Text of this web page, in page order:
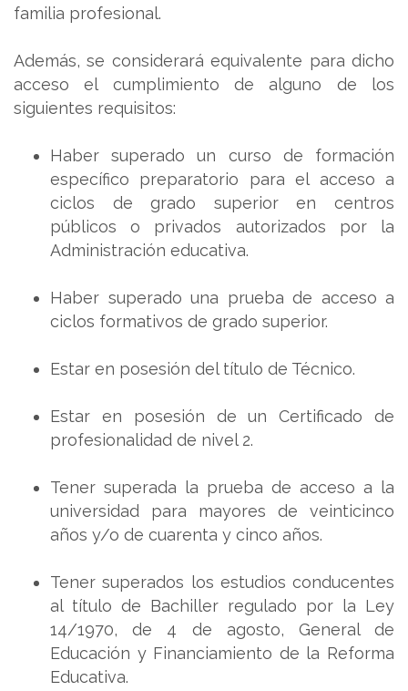
familia profesional.
Además, se considerará equivalente para dicho
acceso el cumplimiento de alguno de los
siguientes requisitos:
Haber superado un curso de formación
específico preparatorio para el acceso a
ciclos de grado superior en centros
públicos o privados autorizados por la
Administración educativa.
Haber superado una prueba de acceso a
ciclos formativos de grado superior.
Estar en posesión del título de Técnico.
Estar en posesión de un Certificado de
profesionalidad de nivel 2.
Tener superada la prueba de acceso a la
universidad para mayores de veinticinco
años y/o de cuarenta y cinco años.
Tener superados los estudios conducentes
al título de Bachiller regulado por la Ley
14/1970, de 4 de agosto, General de
Educación y Financiamiento de la Reforma
Educativa.